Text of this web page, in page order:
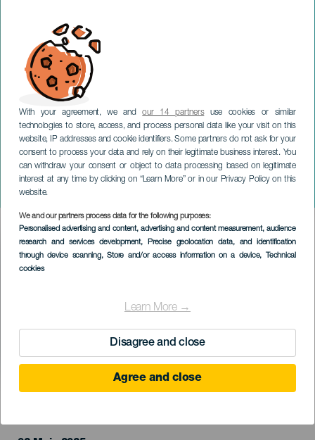
With your agreement, we andour 14 partnersuse cookies or similar
technologies to store, access, and process personal data like your visit on this
website, IP addresses and cookie identifiers. Some partners do not ask for your
consent to process your data and rely on their legitimate business interest. You
can withdraw your consent or object to data processing based on legitimate
interest at any time by clicking on “Learn More” or in our Privacy Policy on this
website.
We and our partners process data for the following purposes:
Personalised advertising and content, advertising and content measurement, audience
research and services development, Precise geolocation data, and identification
through device scanning, Store and/or access information on a device, Technical
cookies
Learn More →
Disagree and close
Agree and close
Trash!
GRÃ-CANÁRIA
Imagen
Listado